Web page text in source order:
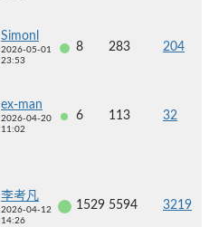
Simonl
2026-05-01
23:53
8 283 204
ex-man
2026-04-20
11:02
6 113 32
李考凡
2026-04-12
14:26
1529 5594 3219